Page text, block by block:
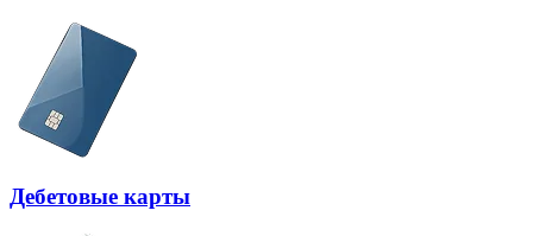
Дебетовые карты